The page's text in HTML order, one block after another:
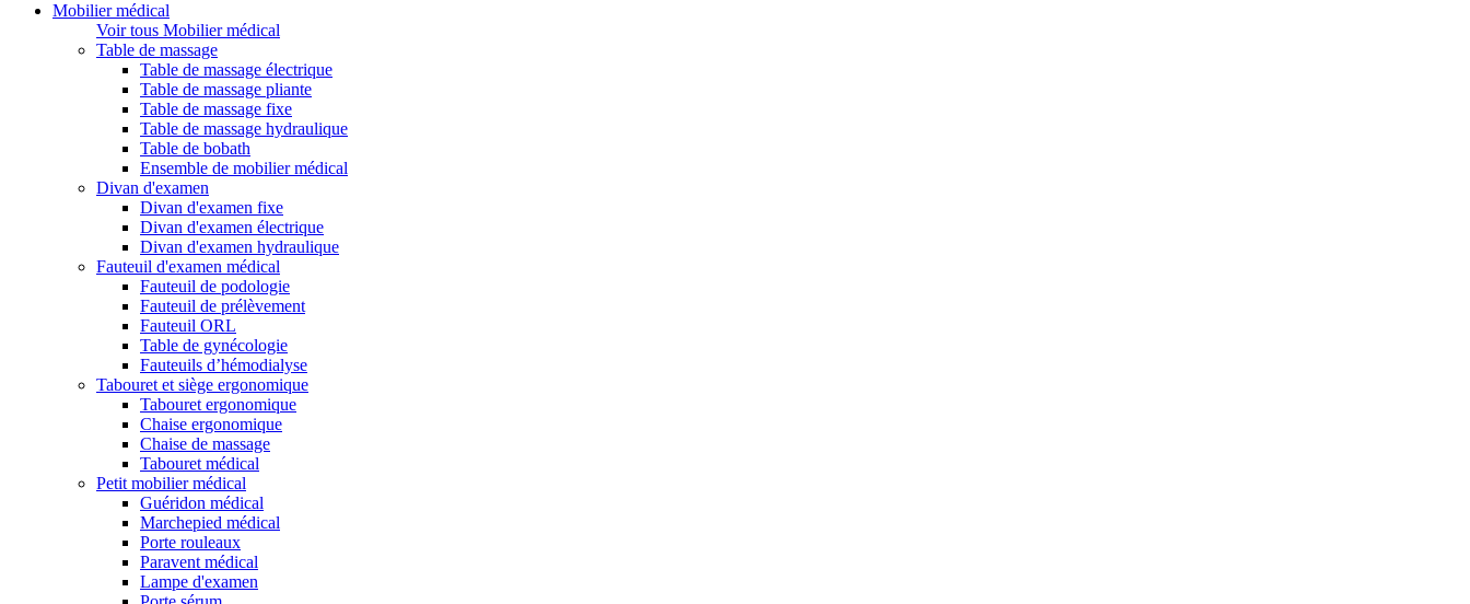
Mobilier médical
Voir tous Mobilier médical
Table de massage
Table de massage électrique
Table de massage pliante
Table de massage fixe
Table de massage hydraulique
Table de bobath
Ensemble de mobilier médical
Divan d'examen
Divan d'examen fixe
Divan d'examen électrique
Divan d'examen hydraulique
Fauteuil d'examen médical
Fauteuil de podologie
Fauteuil de prélèvement
Fauteuil ORL
Table de gynécologie
Fauteuils d’hémodialyse
Tabouret et siège ergonomique
Tabouret ergonomique
Chaise ergonomique
Chaise de massage
Tabouret médical
Petit mobilier médical
Guéridon médical
Marchepied médical
Porte rouleaux
Paravent médical
Lampe d'examen